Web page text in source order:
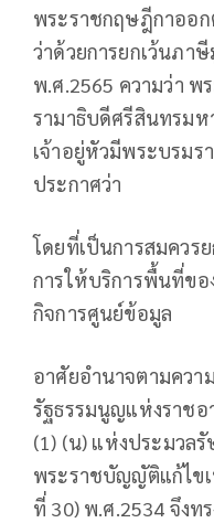
พระราชกฤษฎีกาออ
ว่าด้วยการยกเว้นภา
พ.ศ.2565 ความว่า พ
รามาธิบดีศรีสินทรมห
เจ้าอยู่หัวมีพระบรมร
ประกาศว่า
โดยที่เป็นการสมควร
การให้บริการพื้นที่ขอ
กิจการศูนย์ข้อมูล
อาศัยอำนาจตามควา
รัฐธรรมนูญแห่งราชอ
(1) (น) แห่งประมวล
พระราชบัญญัติแก้ไข
ที่ 30) พ.ศ.2534 จึงท